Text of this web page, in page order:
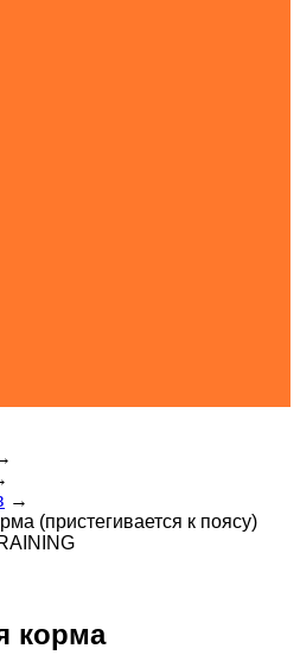
→
(пристегивается к поясу)
корма